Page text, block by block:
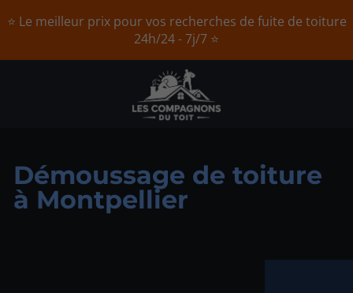
⭐ Le meilleur prix pour vos recherches de fuite de toiture
24h/24 - 7j/7 ⭐
Démoussage de toiture
à Montpellier